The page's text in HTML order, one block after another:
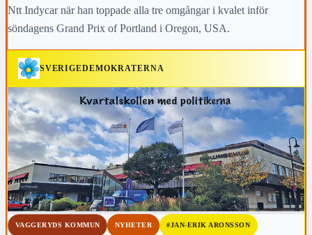
Ntt Indycar när han toppade alla tre omgångar i kvalet inför
söndagens Grand Prix of Portland i Oregon, USA.
SVERIGEDEMOKRATERNA
VAGGERYDS KOMMUN NYHETER #JAN-ERIK ARONSSON